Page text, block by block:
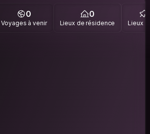
0
Voyages à venir
0
Lieux de résidence Lieux